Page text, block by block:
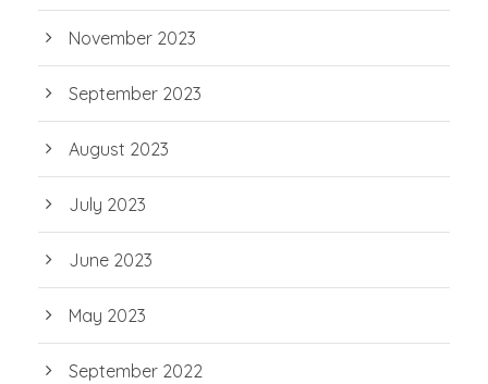
November 2023
September 2023
August 2023
July 2023
June 2023
May 2023
September 2022